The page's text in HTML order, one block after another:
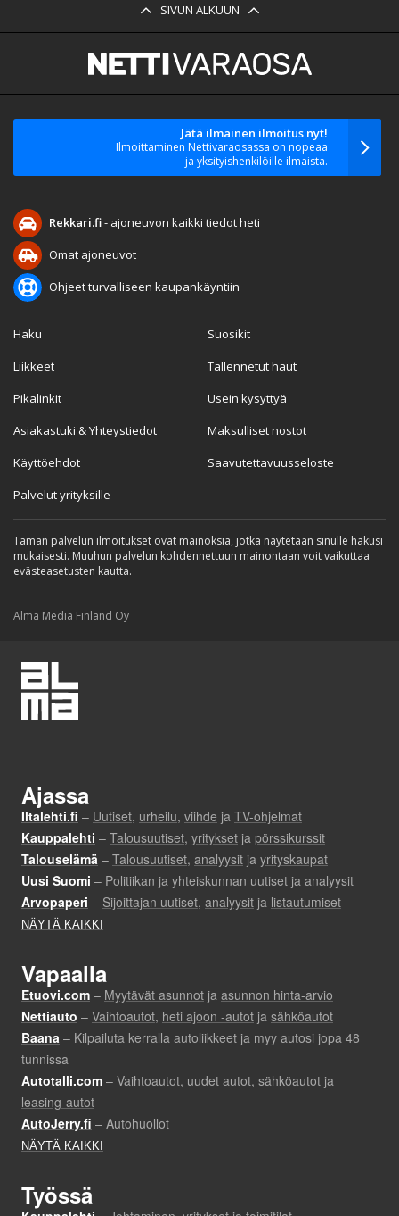
SIVUN ALKUUN
Jätä ilmainen ilmoitus nyt!
Ilmoittaminen Nettivaraosassa on nopeaa
ja yksityishenkilöille ilmaista.
Rekkari.fi- ajoneuvon kaikki tiedot heti
Omat ajoneuvot
Ohjeet turvalliseen kaupankäyntiin
Haku
Liikkeet
Pikalinkit
Asiakastuki & Yhteystiedot
Käyttöehdot
Palvelut yrityksille
Suosikit
Tallennetut haut
Usein kysyttyä
Maksulliset nostot
Saavutettavuusseloste
Tämän palvelun ilmoitukset ovat mainoksia, jotka näytetään sinulle hakusi
mukaisesti. Muuhun palvelun kohdennettuun mainontaan voit vaikuttaa
evästeasetusten kautta.
Alma Media Finland Oy